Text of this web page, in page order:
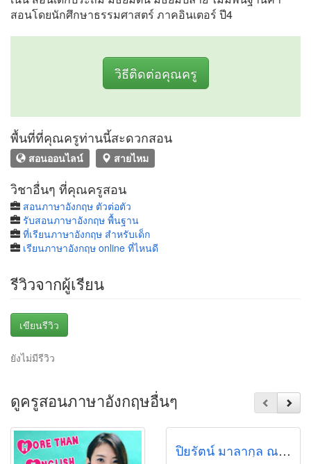
สอนโดยนักศึกษาธรรมศาสตร์ ภาคอินเตอร์ ปี4
วิธีติดต่อคุณครู
พื้นที่ที่คุณครูท่านนี้สะดวกสอน
สอนออนไลน์ สายไหม
วิชาอื่นๆ ที่คุณครูสอน
สอนภาษาอังกฤษ ตัวต่อตัว
รับสอนภาษาอังกฤษ พื้นฐาน
ที่เรียนภาษาอังกฤษ สำหรับเด็ก
เรียนภาษาอังกฤษ online ที่ไหนดี
รีวิวจากผู้เรียน
เขียนรีวิว
ยังไม่มีรีวิว
ดูครูสอนภาษาอังกฤษอื่นๆ
ปิยรัตน์ มาลากุล ณ อยุธยา